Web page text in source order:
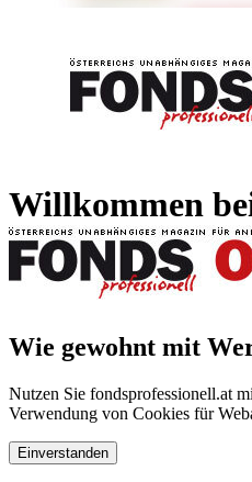
Willkommen
Wie gewohnt mit
Nutzen Sie fondsprofessionell.at
Verwendung von Cookies für
Einverstanden